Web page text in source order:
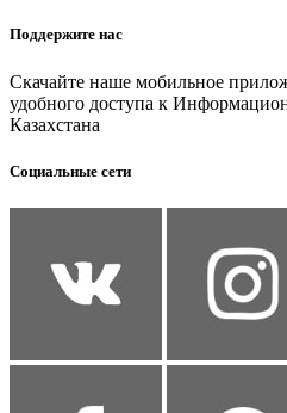
Поддержите нас
Скачайте наше мобильное
удобного доступа к
Казахстана
Социальные сети